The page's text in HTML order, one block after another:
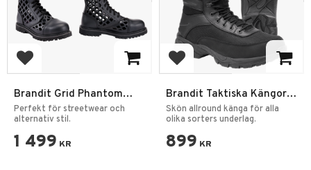
Lägg till i favoriter
Brandit Grid Phantom
Boot – Svarta unisex
Perfekt för streetwear och
alternativ stil.
1 499 KR
Lägg till i favoriter
Brandit Taktiska Kängor
Next Generation
​Skön allround känga för alla
olika sorters underlag.
899 KR